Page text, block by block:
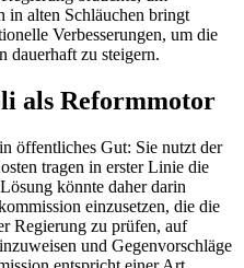
in alten Schläuchen bringt
Verbesserungen, um die
dauerhaft zu steigern.
als Reformmotor
öffentliches Gut: Sie nutzt der
tragen in erster Linie die
könnte daher darin
einzusetzen, die die
Regierung zu prüfen, auf
und Gegenvorschläge